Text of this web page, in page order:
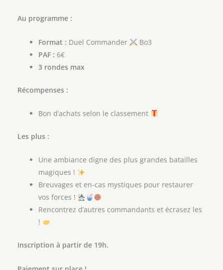
Au programme :
Format : Duel Commander
Bo3
PAF : 6€
3 rondes max
Récompenses :
Bon d’achats selon le classement
Les plus :
Une ambiance digne des plus grandes batailles
magiques !
Breuvages et en-cas mystiques pour restaurer
vos forces !
Rencontrez d’autres commandants et écrasez les
!
Inscription à partir de 19h.